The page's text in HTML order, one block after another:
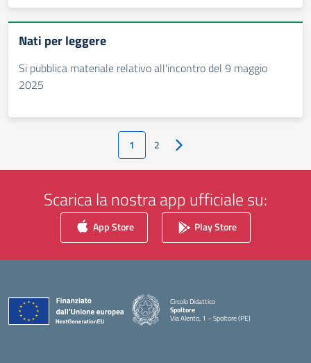
Nati per leggere
Si pubblica materiale relativo all'incontro del 9 maggio
2025
1 2 Pagina successiva
Scarica la nostra app ufficiale su:
App Store Play Store
Circolo Didattico
Spoltore
Via Alento, 1 – Spoltore (PE)
— Visita la pagina iniziale della scuola